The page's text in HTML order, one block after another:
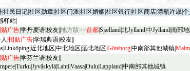
社民日记社区勋章社区门派 社区婚姻 社区银行社区商店漂瓶许愿
驿站
广告学丹麦语校友 地方版>>首都Sjælland北Jylland中Jylland南部
招贴广告学瑞典语校友
Linköping近北地区 中北地区 远北地区 Göteborg中南部其他城镇Malm
广告学芬兰语校友
TurkuJyväskyläLahtiVaasaOuluLappland中南部其他城镇